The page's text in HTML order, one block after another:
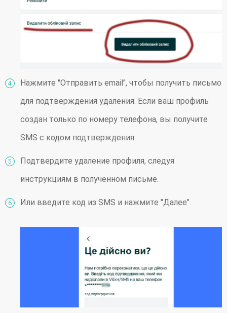
Нажмите "Отправить email", чтобы получить письмо
для подтверждения удаления. Если ваш профиль
создан только по номеру телефона, вы получите
SMS с кодом подтверждения.
Подтвердите удаление профиля, следуя
инструкциям в полученном письме.
Или введите код из SMS и нажмите "Далее".